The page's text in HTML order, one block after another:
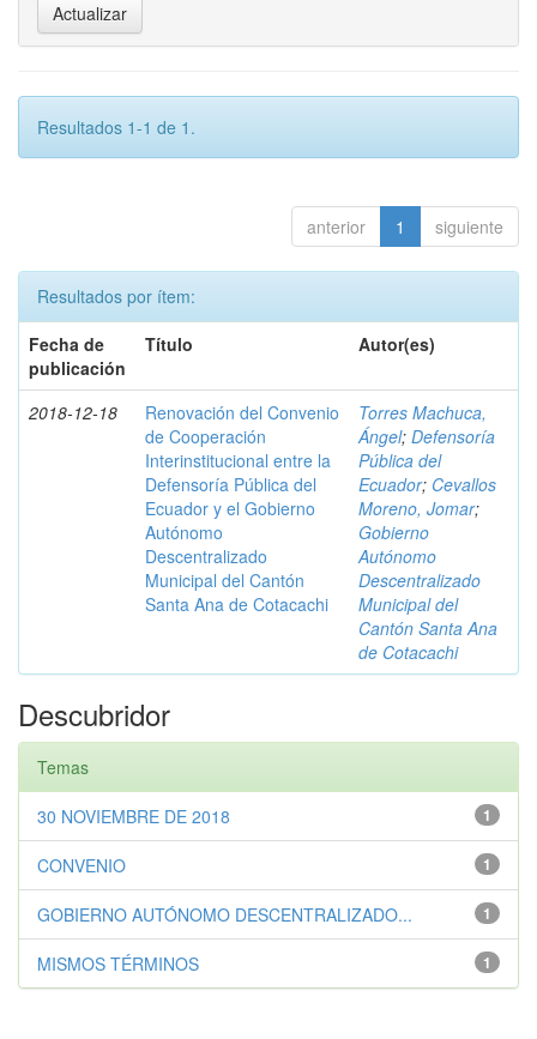
Resultados 1-1 de 1.
anterior 1 siguiente
Resultados por ítem:
Fecha de
publicación
Título Autor(es)
2018-12-18
Renovación del Convenio
de Cooperación
Interinstitucional entre la
Defensoría Pública del
Ecuador y el Gobierno
Autónomo
Descentralizado
Municipal del Cantón
Santa Ana de Cotacachi
Torres Machuca,
Ángel; Defensoría
Pública del
Ecuador; Cevallos
Moreno, Jomar;
Gobierno
Autónomo
Descentralizado
Municipal del
Cantón Santa Ana
de Cotacachi
Descubridor
Temas
1
30 NOVIEMBRE DE 2018
1
CONVENIO
1
GOBIERNO AUTÓNOMO DESCENTRALIZADO...
1
MISMOS TÉRMINOS